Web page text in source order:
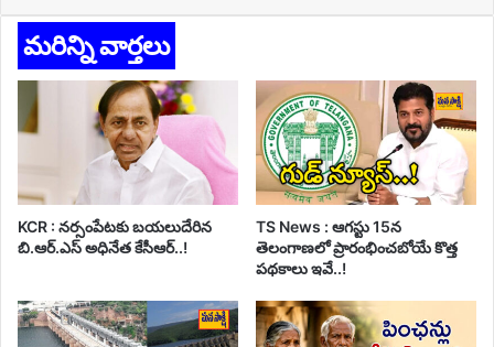
మరిన్ని వార్తలు
KCR : నర్సంపేటకు బయలుదేరిన
బి.ఆర్.ఎస్ అధినేత కేసీఆర్..!
TS News : ఆగస్టు 15న
తెలంగాణలో ప్రారంభించబోయే కొత్త
పథకాలు ఇవే..!